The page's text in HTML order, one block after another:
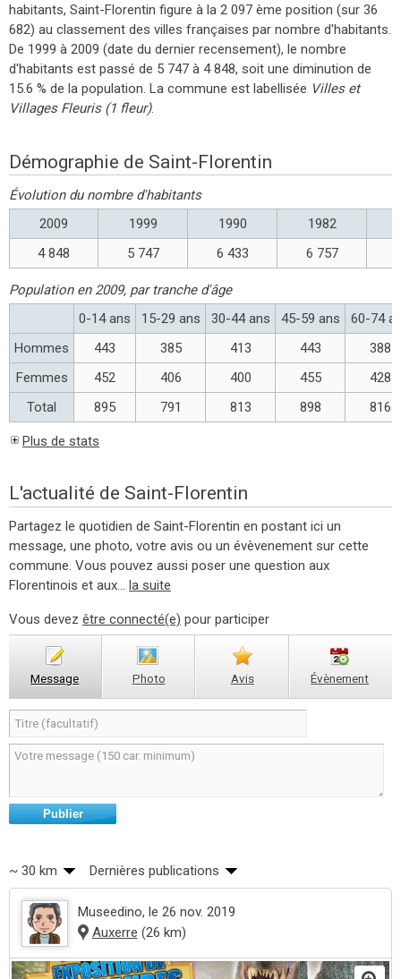
habitants, Saint-Florentin figure à la 2 097 ème position (sur 36
682) au classement des villes françaises par nombre d'habitants.
De 1999 à 2009 (date du dernier recensement), le nombre
d'habitants est passé de 5 747 à 4 848, soit une diminution de
15.6 % de la population. La commune est labellisée Villes et
Villages Fleuris (1 fleur).
Démographie de Saint-Florentin
Évolution du nombre d'habitants
2009
1999 1990 1982
4 848
5 747 6 433 6 757
Population en 2009, par tranche d'âge
0-14 ans
15-29 ans 30-44 ans 45-59 ans
60-74
Hommes
443 385 413 443
388
Femmes
452 406 400 455
428
Total
895 791 813 898 816
Plus de stats
L'actualité de Saint-Florentin
Partagez le quotidien de Saint-Florentin en postant ici un
message, une photo, votre avis ou un évèvenement sur cette
commune. Vous pouvez aussi poser une question aux
Florentinois et aux... la suite
Vous devez être connecté(e) pour participer
Message Photo Avis Évènement
Publier
~ 30 km Dernières publications
Museedino, le 26 nov. 2019
Auxerre (26 km)